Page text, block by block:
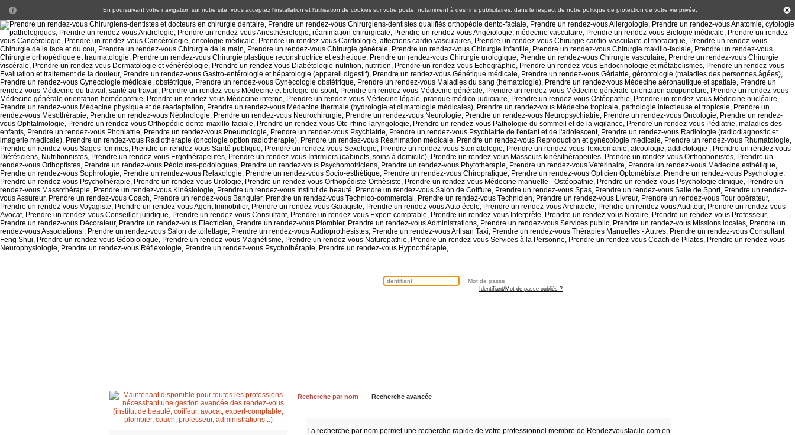
En poursuivant votre navigation sur notre site, vous acceptez l'installation et l'utilisation de cookies sur votre poste, notamment à des fins publicitaires, dans le respect de notre politique de protection de votre vie privée
Identifiant/Mot de passe oubliés ?
Recherche par nom Recherche avancée
La recherche par nom permet une recherche rapide de votre professionnel membre de Rendezvousfacile.com en